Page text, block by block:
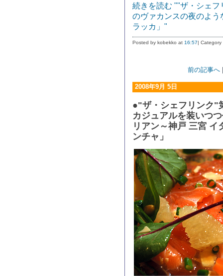
続きを読む ""ザ・シェ
のヴァカンスの夜のよ
ラッカ」"
Posted by kobekko at 16:57|
前の記事へ
2008年9月 5日
●"ザ・シェフリンク"
カジュアルを装いつ
リアン～神戸 三宮 イ
ンチャ」